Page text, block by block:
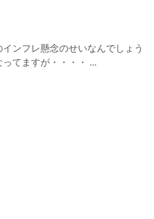
ンフレ懸念のせいなんでしょう
てますが・・・・ ...